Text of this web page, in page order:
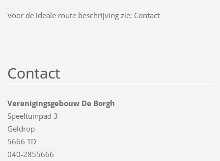
Voor de ideale route beschrijving zie; Contact
Contact
Verenigingsgebouw De Borgh
Speeltuinpad 3
Geldrop
5666 TD
040-2855666